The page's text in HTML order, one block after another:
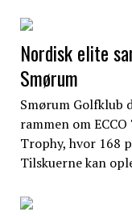
Nordisk elite
Smørum
Smørum Golfklub
rammen om
Trophy, hvor 168
Tilskuerne kan